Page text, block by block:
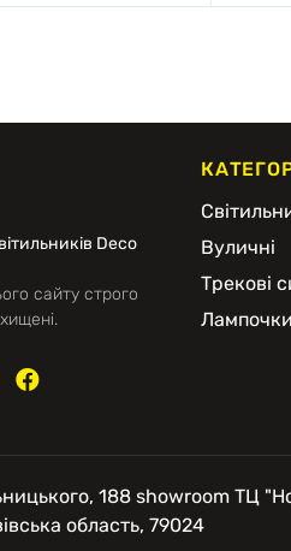
Deco
сайту строго
Вуличні
Трекові
Лампочки
188 showroom ТЦ
область, 79024